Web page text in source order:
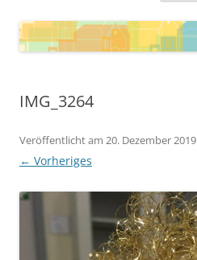
IMG_3264
Veröffentlicht am 20. Dezember 2019
← Vorheriges